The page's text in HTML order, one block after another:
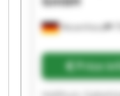
Neuenhaus
Price